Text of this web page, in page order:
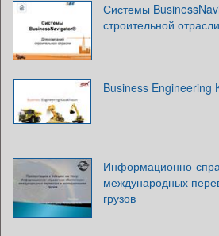
Системы
строительной отрасли
Business Engineering
Информационно-
международных
грузов